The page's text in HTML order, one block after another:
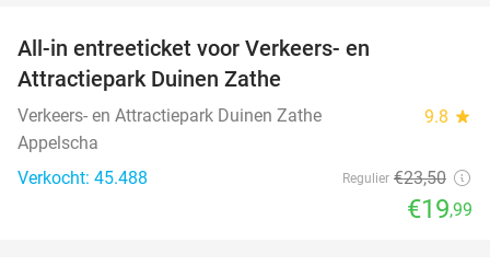
All-in entreeticket voor Verkeers- en
Attractiepark Duinen Zathe
Verkeers- en Attractiepark Duinen Zathe 9.8 star
Appelscha
Verkocht: 45.488
Regulier €23,50
€19,99